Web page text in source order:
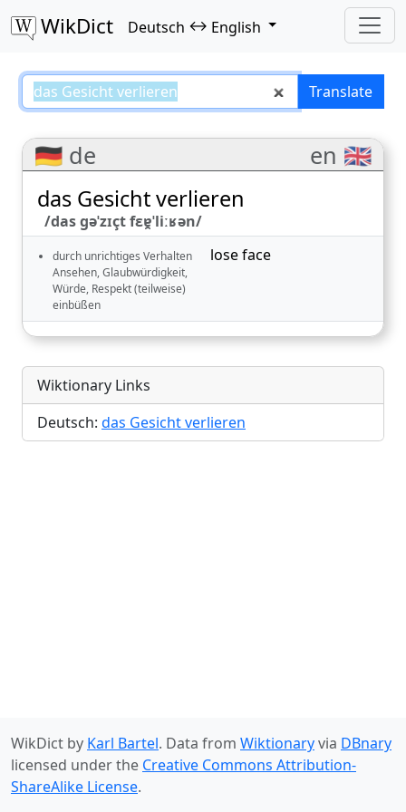
WikDict Deutsch ↔ English
das Gesicht verlieren – Translate
🇩🇪 de en 🇬🇧
das Gesicht verlieren
/das ɡəˈzɪçt fɛɐ̯ˈliːʁən/
durch unrichtiges Verhalten
Ansehen, Glaubwürdigkeit,
Würde, Respekt (teilweise)
einbüßen
lose face
Wiktionary Links
Deutsch: das Gesicht verlieren
WikDict by Karl Bartel. Data from Wiktionaryvia DBnary
licensed under the Creative Commons Attribution-
ShareAlike License.